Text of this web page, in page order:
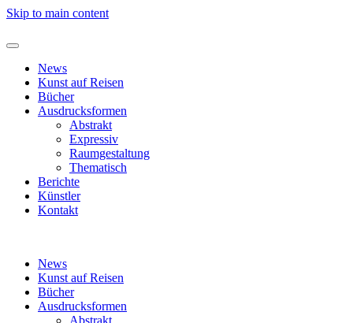
Skip to main content
News
Kunst auf Reisen
Bücher
Ausdrucksformen
Abstrakt
Expressiv
Raumgestaltung
Thematisch
Berichte
Künstler
Kontakt
News
Kunst auf Reisen
Bücher
Ausdrucksformen
Abstrakt